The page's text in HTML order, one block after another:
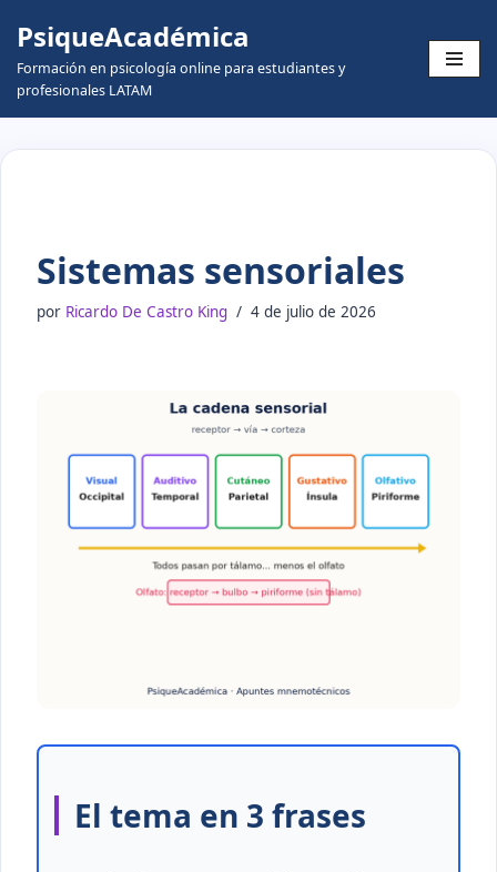
Skip
to
content
PsiqueAcadémica
Formación en psicología online para estudiantes y
profesionales LATAM
Sistemas sensoriales
por Ricardo De Castro King 4 de julio de 2026
El tema en 3 frases